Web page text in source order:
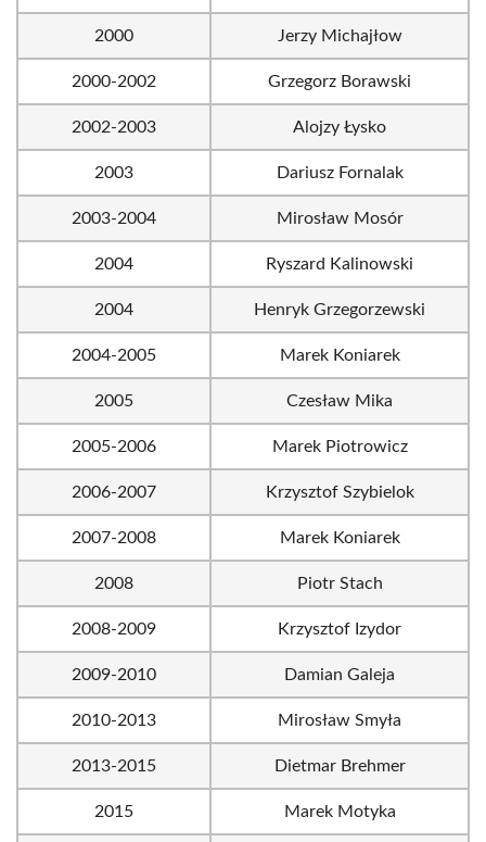
2000 Jerzy Michajłow
2000-2002 Grzegorz Borawski
2002-2003 Alojzy Łysko
2003 Dariusz Fornalak
2003-2004 Mirosław Mosór
2004 Ryszard Kalinowski
2004 Henryk Grzegorzewski
2004-2005 Marek Koniarek
2005 Czesław Mika
2005-2006 Marek Piotrowicz
2006-2007 Krzysztof Szybielok
2007-2008 Marek Koniarek
2008 Piotr Stach
2008-2009 Krzysztof Izydor
2009-2010 Damian Galeja
2010-2013 Mirosław Smyła
2013-2015 Dietmar Brehmer
2015 Marek Motyka